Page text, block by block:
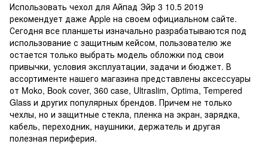
Использовать чехол для Айпад Эйр 3 10.5 2019
рекомендует даже Apple на своем официальном сайте.
Сегодня все планшеты изначально разрабатываются под
использование с защитным кейсом, пользователю же
остается только выбрать модель обложки под свои
привычки, условия эксплуатации, задачи и бюджет. В
ассортименте нашего магазина представлены аксессуары
от Moko, Book cover, 360 case, Ultraslim, Optima, Tempered
Glass и других популярных брендов. Причем не только
чехлы, но и защитные стекла, пленка на экран, зарядка,
кабель, переходник, наушники, держатель и другая
полезная периферия.